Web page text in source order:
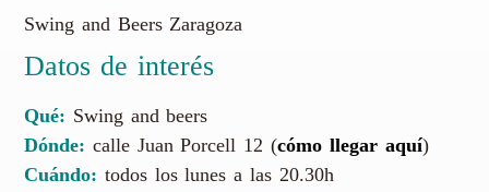
Swing and Beers Zaragoza
Datos de interés
Qué: Swing and beers
Dónde: calle Juan Porcell 12 (cómo llegar aquí)
Cuándo: todos los lunes a las 20.30h